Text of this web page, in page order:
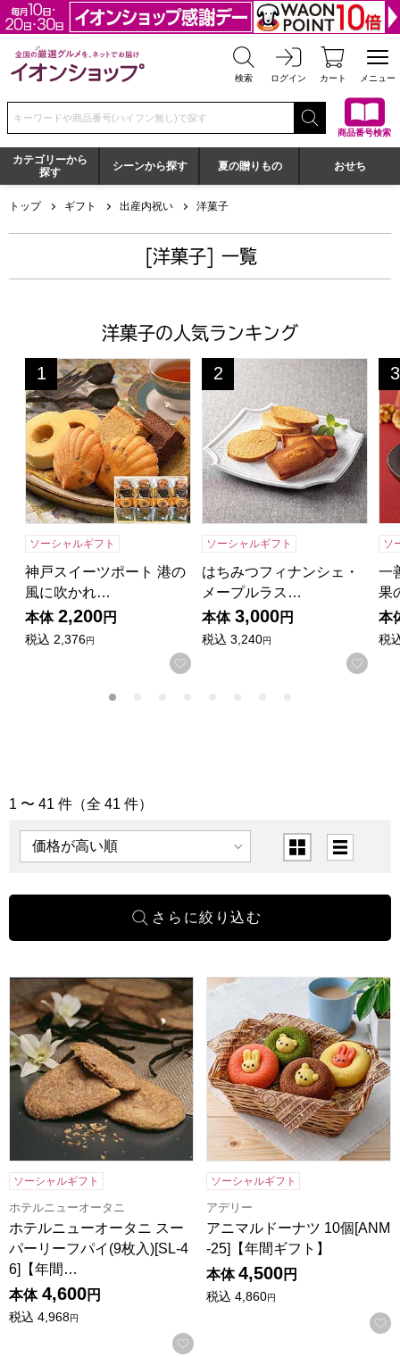
全国の厳選グルメを、ネットでお届け イオンショップ
検索 ログイン カート メニュー
検索キーワードまたは商品番号を入力してください
商品番号検索
カテゴリーから
探す
シーンから探す 夏の贈りもの おせち
トップ ギフト 出産内祝い 洋菓子
[洋菓子] 一覧
洋菓子の人気ランキング
神戸スイーツポート 港の風に吹かれて【年間ギフト】
1
位
ソーシャルギフト
神戸スイーツポート 港の
風に吹かれ…
本体 2,200円
税込 2,376円
お気に入りに登録する
はちみつフィナンシェ・メー
2
位
ソーシャルギフト
はちみつフィナンシェ・
メープルラス…
本体 3,000円
税込 3,240円
お気
3
位
ソ
一
果
本
税
「洋菓子」の商品一覧
1 〜 41 件（全 41 件）
表示順 表示切替
ホテルニューオータニ スーパーリーフパイ(9枚入)[SL-46]【
ソーシャルギフト
ホテルニューオータニ
ホテルニューオータニ スー
パーリーフパイ(9枚入)[SL-4
6]【年間…
本体 4,600円
税込 4,968円
お気に入りに登録する
アニマルドーナツ 10個[ANM-
ソーシャルギフト
アデリー
アニマルドーナツ 10個[ANM
-25]【年間ギフト】
本体 4,500円
税込 4,860円